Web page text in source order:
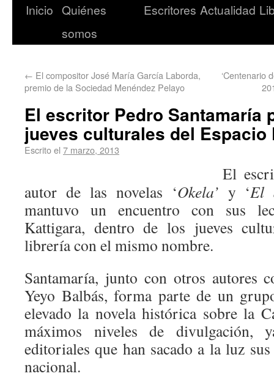
Inicio Quiénes
somos
Escritores Actualidad
← El compositor José María García Laborda,
premio de la Sociedad Menéndez Pelayo
‘Centenario
El escritor Pedro Santamaría
jueves culturales del Espacio
Escrito el 7 marzo, 2013
El
autor de las novelas ‘Okela’ y ‘El
mantuvo un encuentro con sus
Kattigara, dentro de los jueves
librería con el mismo nombre.
Santamaría, junto con otros autores
Yeyo Balbás, forma parte de un
elevado la novela histórica sobre la
máximos niveles de divulgación,
editoriales que han sacado a la luz
nacional.